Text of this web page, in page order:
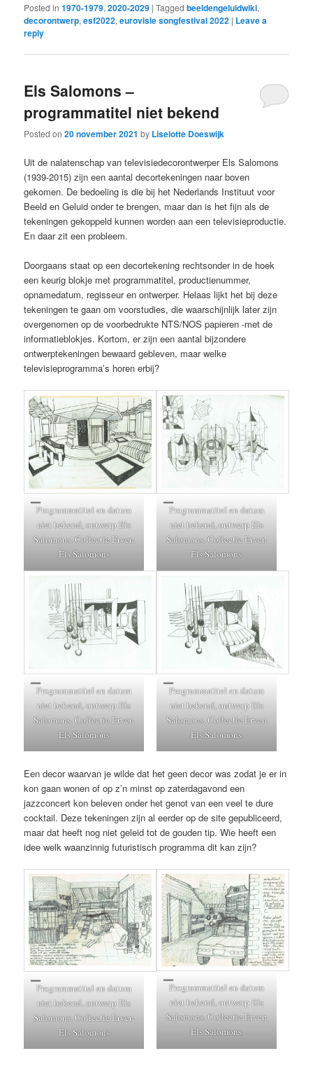
Posted in 1970-1979,2020-2029 |Tagged beeldengeluidwiki,
decorontwerp,esf2022,eurovisie songfestival 2022 | Leave a
reply
Els Salomons –
programmatitel niet bekend
Posted on20 november 2021 by Liselotte Doeswijk
Uit de nalatenschap van televisiedecorontwerper Els Salomons
(1939-2015) zijn een aantal decortekeningen naar boven
gekomen. De bedoeling is die bij het Nederlands Instituut voor
Beeld en Geluid onder te brengen, maar dan is het fijn als de
tekeningen gekoppeld kunnen worden aan een televisieproductie.
En daar zit een probleem.
Doorgaans staat op een decortekening rechtsonder in de hoek
een keurig blokje met programmatitel, productienummer,
opnamedatum, regisseur en ontwerper. Helaas lijkt het bij deze
tekeningen te gaan om voorstudies, die waarschijnlijk later zijn
overgenomen op de voorbedrukte NTS/NOS papieren -met de
informatieblokjes. Kortom, er zijn een aantal bijzondere
ontwerptekeningen bewaard gebleven, maar welke
televisieprogramma’s horen erbij?
Programmatitel en datum
niet bekend, ontwerp Els
Salomons. Collectie Erven
Els Salomons
Programmatitel en datum
niet bekend, ontwerp Els
Salomons. Collectie Erven
Els Salomons
Programmatitel en datum
niet bekend, ontwerp Els
Salomons. Collectie Erven
Els Salomons
Programmatitel en datum
niet bekend, ontwerp Els
Salomons. Collectie Erven
Els Salomons
Een decor waarvan je wilde dat het geen decor was zodat je er in
kon gaan wonen of op z’n minst op zaterdagavond een
jazzconcert kon beleven onder het genot van een veel te dure
cocktail. Deze tekeningen zijn al eerder op de site gepubliceerd,
maar dat heeft nog niet geleid tot de gouden tip. Wie heeft een
idee welk waanzinnig futuristisch programma dit kan zijn?
Programmatitel en datum
niet bekend, ontwerp Els
Salomons. Collectie Erven
Els Salomons
Programmatitel en datum
niet bekend, ontwerp Els
Salomons. Collectie Erven
Els Salomons